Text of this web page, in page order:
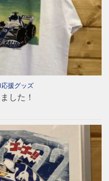
応援グッズ
した！